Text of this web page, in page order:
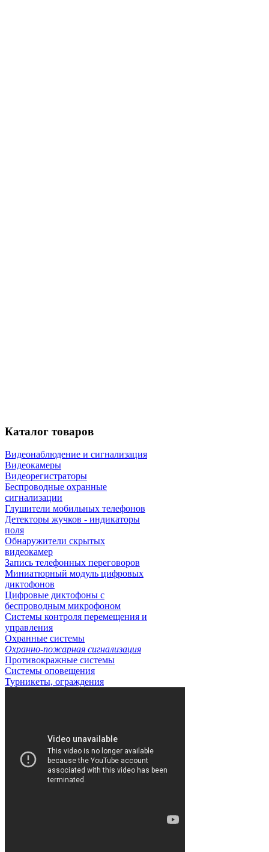
Каталог товаров
Видеонаблюдение и сигнализация
Видеокамеры
Видеорегистраторы
Беспроводные охранные
сигнализации
Глушители мобильных телефонов
Детекторы жучков - индикаторы
поля
Обнаружители скрытых
видеокамер
Запись телефонных переговоров
Миниатюрный модуль цифровых
диктофонов
Цифровые диктофоны с
беспроводным микрофоном
Системы контроля перемещения и
управления
Охранные системы
Охранно-пожарная сигнализация
Противокражные системы
Системы оповещения
Турникеты, ограждения